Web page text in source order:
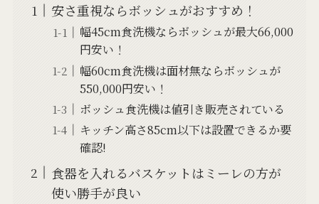
安さ重視ならボッシュがおすすめ！
幅45cm食洗機ならボッシュが最大66,000
円安い！
幅60cm食洗機は面材無ならボッシュが
550,000円安い！
ボッシュ食洗機は値引き販売されている
キッチン高さ85cm以下は設置できるか要
確認!
食器を入れるバスケットはミーレの方が
使い勝手が良い